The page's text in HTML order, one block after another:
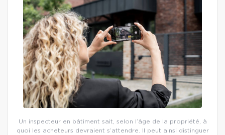
Un inspecteur en bâtiment sait, selon l’âge de la propriété, à
quoi les acheteurs devraient s’attendre. Il peut ainsi distinguer